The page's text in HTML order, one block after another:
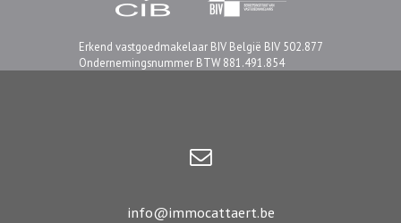
Erkend vastgoedmakelaar BIV België BIV 502.877
Ondernemingsnummer BTW 881.491.854
info@immocattaert.be